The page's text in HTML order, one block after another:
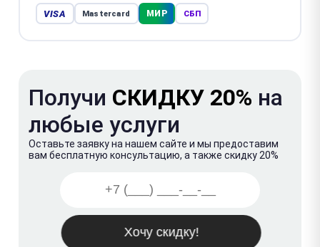
VISA Mastercard МИР СБП
Получи СКИДКУ 20% на
любые услуги
Оставьте заявку на нашем сайте и мы предоставим
вам бесплатную консультацию, а также скидку 20%